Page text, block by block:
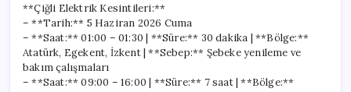
**Çiğli Elektrik Kesintileri:**
– **Tarih:** 5 Haziran 2026 Cuma
– **Saat:** 01:00 – 01:30 | **Süre:** 30 dakika | **Bölge:**
Atatürk, Egekent, İzkent | **Sebep:** Şebeke yenileme ve
bakım çalışmaları
– **Saat:** 09:00 – 16:00 | **Süre:** 7 saat | **Bölge:**